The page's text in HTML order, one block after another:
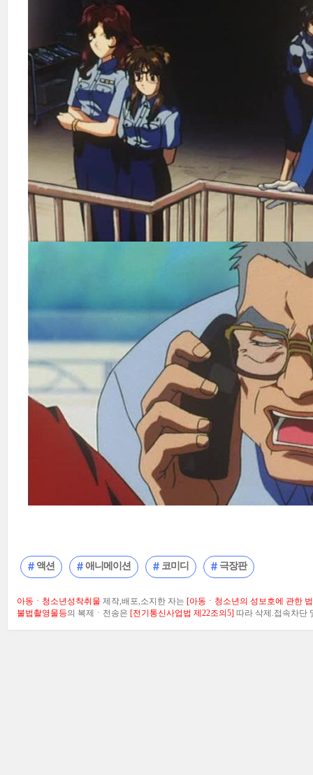
액션 애니메이션 코미디 극장판
아동ㆍ청소년성착취물 제작,배포,소지한 자는 [아동ㆍ청소년의 성보호에 관한
불법촬영물등의 복제ㆍ전송은 [전기통신사업법 제22조의5] 따라 삭제.접속차단